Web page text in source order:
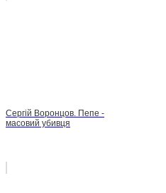
Сергій Воронцов. Пепе -
масовий убивця